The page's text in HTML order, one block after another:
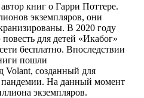
книг о Гарри Поттере.
экземпляров, они
В 2020 году
для детей «Икабог»
бесплатно. Впоследствии
пошли
Volant, созданный для
На данный момент
экземпляров.